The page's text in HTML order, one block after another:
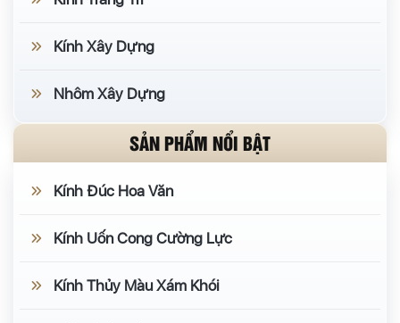
Kính Xây Dựng
Nhôm Xây Dựng
SẢN PHẨM NỔI BẬT
Kính Đúc Hoa Văn
Kính Uốn Cong Cường Lực
Kính Thủy Màu Xám Khói